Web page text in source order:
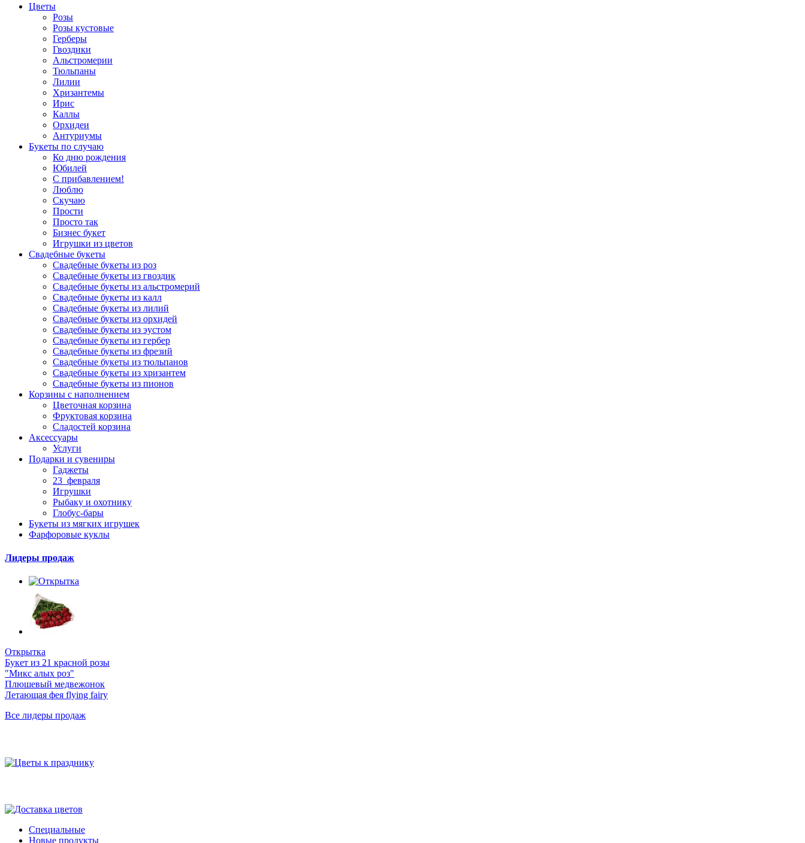
Цветы
Розы
Розы кустовые
Герберы
Гвоздики
Альстромерии
Тюльпаны
Лилии
Хризантемы
Ирис
Каллы
Орхидеи
Антуриумы
Букеты по случаю
Ко дню рождения
Юбилей
С прибавлением!
Люблю
Скучаю
Прости
Просто так
Бизнес букет
Игрушки из цветов
Свадебные букеты
Свадебные букеты из роз
Свадебные букеты из гвоздик
Свадебные букеты из альстромерий
Свадебные букеты из калл
Свадебные букеты из лилий
Свадебные букеты из орхидей
Свадебные букеты из эустом
Свадебные букеты из гербер
Свадебные букеты из фрезий
Свадебные букеты из тюльпанов
Свадебные букеты из хризантем
Свадебные букеты из пионов
Корзины с наполнением
Цветочная корзина
Фруктовая корзина
Сладостей корзина
Аксессуары
Услуги
Подарки и сувениры
Гаджеты
23_февраля
Игрушки
Рыбаку и охотнику
Глобус-бары
Букеты из мягких игрушек
Фарфоровые куклы
Лидеры продаж
Открытка
Букет из 21 красной розы
"Микс алых роз"
Плюшевый медвежонок
Летающая фея flying fairy
Все лидеры продаж
Специальные
Новые продукты